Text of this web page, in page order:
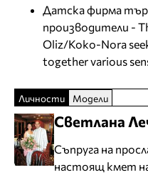
Датска фирма
производители -
Oliz/Koko-Nora
together various
Личности Модели
Светлана
Съпруга на
настоящ кмет